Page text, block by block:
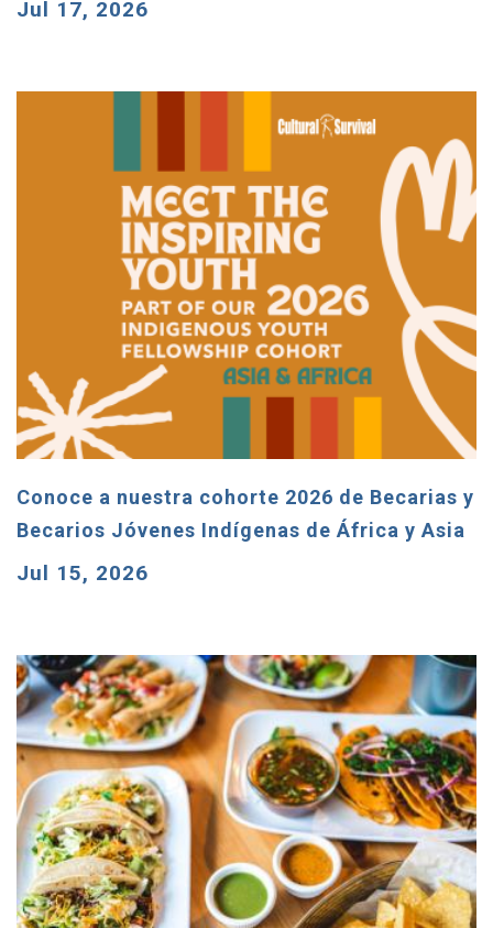
Jul 17, 2026
Conoce a nuestra cohorte 2026 de Becarias y
Becarios Jóvenes Indígenas de África y Asia
Jul 15, 2026